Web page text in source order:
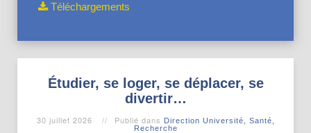
Téléchargements
Étudier, se loger, se déplacer, se
divertir…
30 juillet 2026 Publié dans Direction Université, Santé,
Recherche